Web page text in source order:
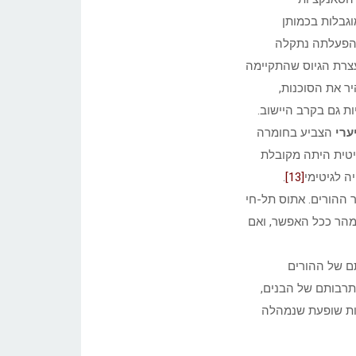
בכמותן
הפעלתה נתקלה
הגיוס שהתקיימה
את הסוכנות,
גם בקרב היישוב.
הצביע בחומרה
היתה מקובלת
לגיטימי[13]
.
ההורים. אתוס תל-חי
מהר ככל האפשר, ואם
של ההורים
של הבנים,
שופעת שנמהלה